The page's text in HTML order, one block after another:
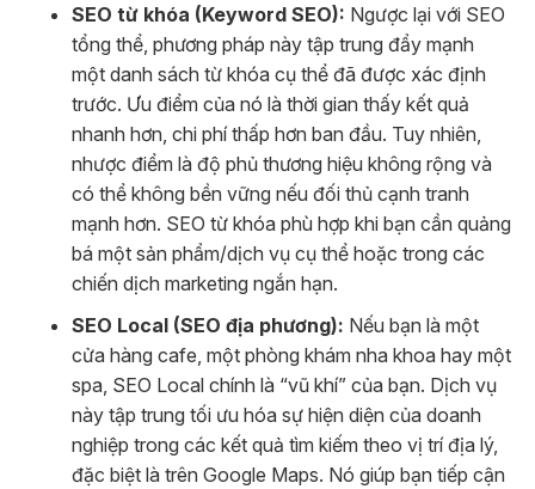
SEO từ khóa (Keyword SEO): Ngược lại với SEO
tổng thể, phương pháp này tập trung đẩy mạnh
một danh sách từ khóa cụ thể đã được xác định
trước. Ưu điểm của nó là thời gian thấy kết quả
nhanh hơn, chi phí thấp hơn ban đầu. Tuy nhiên,
nhược điểm là độ phủ thương hiệu không rộng và
có thể không bền vững nếu đối thủ cạnh tranh
mạnh hơn. SEO từ khóa phù hợp khi bạn cần quảng
bá một sản phẩm/dịch vụ cụ thể hoặc trong các
chiến dịch marketing ngắn hạn.
SEO Local (SEO địa phương): Nếu bạn là một
cửa hàng cafe, một phòng khám nha khoa hay một
spa, SEO Local chính là “vũ khí” của bạn. Dịch vụ
này tập trung tối ưu hóa sự hiện diện của doanh
nghiệp trong các kết quả tìm kiếm theo vị trí địa lý,
đặc biệt là trên Google Maps. Nó giúp bạn tiếp cận